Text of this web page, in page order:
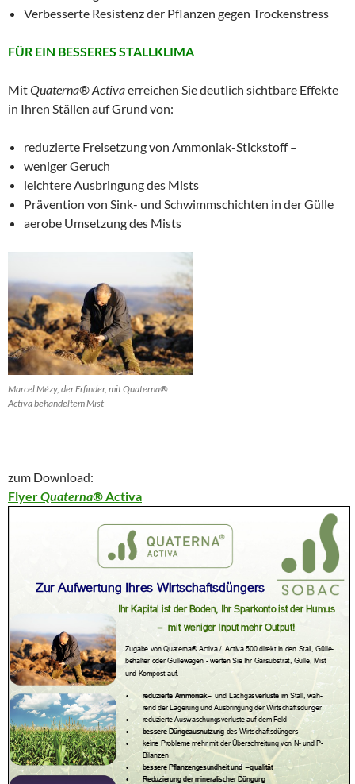
Verbesserte Resistenz der Pflanzen gegen Trockenstress
FÜR EIN BESSERES STALLKLIMA
MitQuaterna® Activaerreichen Sie deutlich sichtbare Effekte
in Ihren Ställen auf Grund von:
reduzierte Freisetzung von Ammoniak-Stickstoff –
weniger Geruch
leichtere Ausbringung des Mists
Prävention von Sink- und Schwimmschichten in der Gülle
aerobe Umsetzung des Mists
Marcel Mézy, der Erfinder, mit Quaterna®
Activa behandeltem Mist
zum Download:
FlyerQuaterna®Activa